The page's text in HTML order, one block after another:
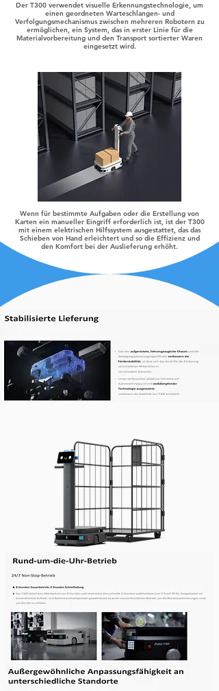
Der T300 verwendet visuelle Erkennungstechnologie, um
einen geordneten Warteschlangen- und
Verfolgungsmechanismus zwischen mehreren Robotern zu
ermöglichen, ein System, das in erster Linie für die
Materialvorbereitung und den Transport sortierter Waren
eingesetzt wird.
Wenn für bestimmte Aufgaben oder die Erstellung von
Karten ein manueller Eingriff erforderlich ist, ist der T300
mit einem elektrischen Hilfssystem ausgestattet, das das
Schieben von Hand erleichtert und so die Effizienz und
den Komfort bei der Auslieferung erhöht.